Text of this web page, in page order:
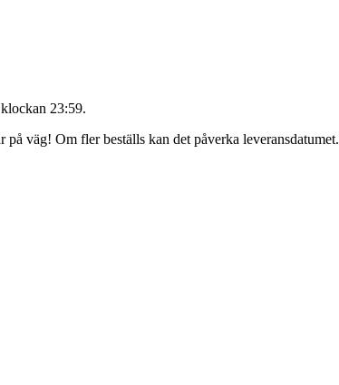
23:59.
väg! Om fler beställs kan det påverka leveransdatumet.